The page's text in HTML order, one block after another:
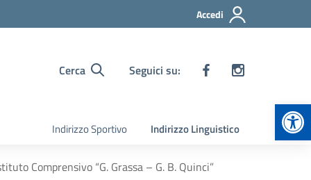
Accedi
Cerca Seguici su:
Indirizzo Sportivo Indirizzo Linguistico
Comprensivo “G. Grassa – G. B. Quinci”